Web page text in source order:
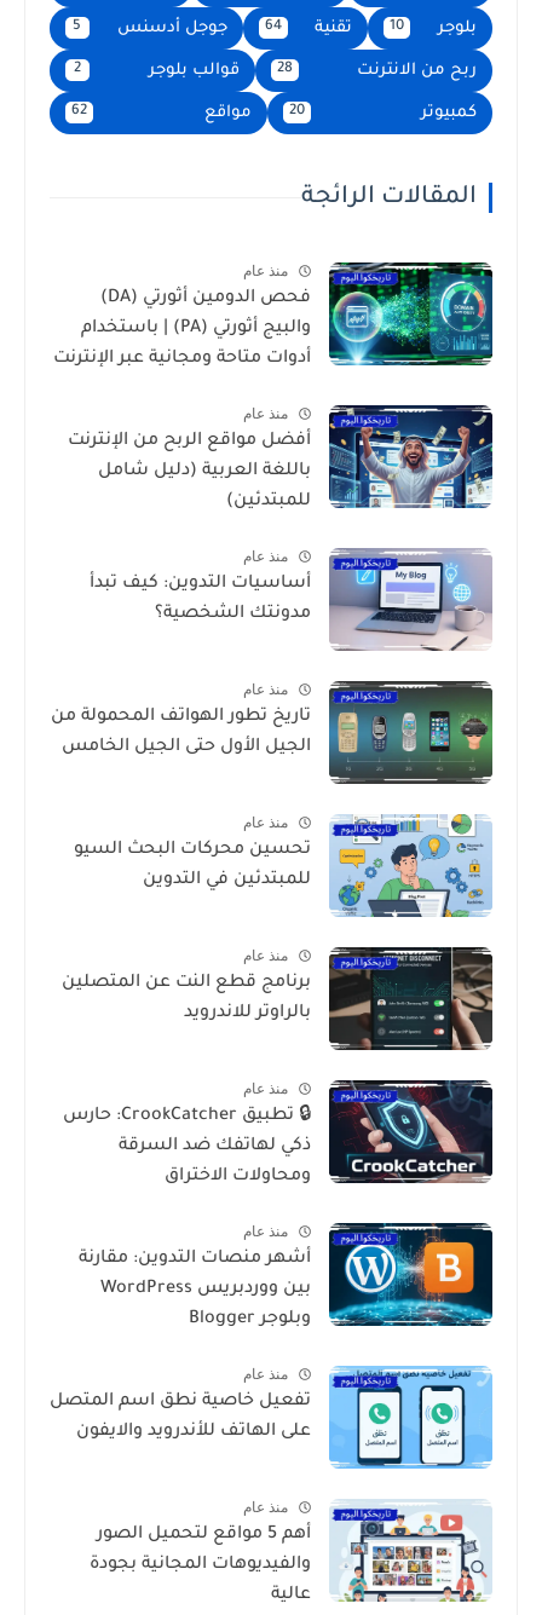
بلوجر 10 تقنية 64 جوجل أدسنس 5
ربح من الانترنت 28 قوالب بلوجر 2
كمبيوتر 20 مواقع 62
المقالات الرائجة
منذ عام
فحص الدومين أثورتي (DA)
والبيج أثورتي (PA) | باستخدام
أدوات متاحة ومجانية عبر الإنترنت
منذ عام
أفضل مواقع الربح من الإنترنت
باللغة العربية (دليل شامل
للمبتدئين)
منذ عام
أساسيات التدوين: كيف تبدأ
مدونتك الشخصية؟
منذ عام
تاريخ تطور الهواتف المحمولة من
الجيل الأول حتى الجيل الخامس
منذ عام
تحسين محركات البحث السيو
للمبتدئين في التدوين
منذ عام
برنامج قطع النت عن المتصلين
بالراوتر للاندرويد
منذ عام
🔒 تطبيق CrookCatcher: حارس
ذكي لهاتفك ضد السرقة
ومحاولات الاختراق
منذ عام
أشهر منصات التدوين: مقارنة
بين ووردبريس WordPress
وبلوجر Blogger
منذ عام
تفعيل خاصية نطق اسم المتصل
على الهاتف للأندرويد والايفون
منذ عام
أهم 5 مواقع لتحميل الصور
والفيديوهات المجانية بجودة
عالية